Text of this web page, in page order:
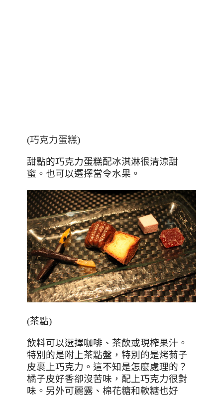
(巧克力蛋糕)
甜點的巧克力蛋糕配冰淇淋很清涼甜
蜜。也可以選擇當令水果。
(茶點)
飲料可以選擇咖啡、茶飲或現榨果汁。
特別的是附上茶點盤，特別的是烤菊子
皮裹上巧克力。這不知是怎麼處理的？
橘子皮好香卻沒苦味，配上巧克力很對
味。另外可麗露、棉花糖和軟糖也好